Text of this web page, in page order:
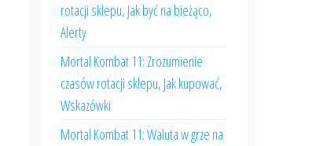
rotacji sklepu, Jak być na bieżąco,
Alerty
Mortal Kombat 11: Zrozumienie
czasów rotacji sklepu, Jak kupować,
Wskazówki
Mortal Kombat 11: Waluta w grze na